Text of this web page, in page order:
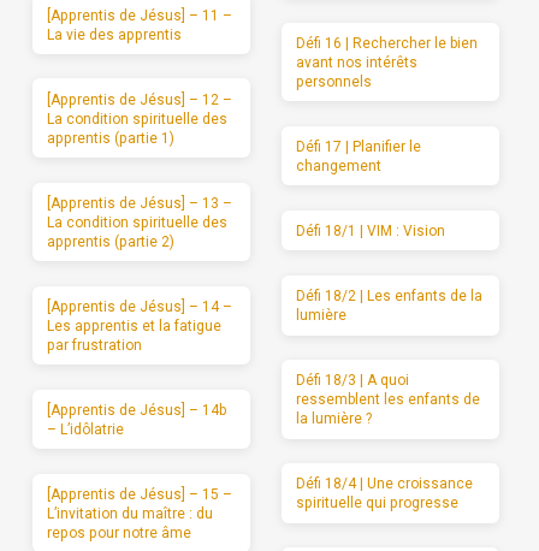
[Apprentis de Jésus] – 11 –
La vie des apprentis
[Apprentis de Jésus] – 12 –
La condition spirituelle des
apprentis (partie 1)
[Apprentis de Jésus] – 13 –
La condition spirituelle des
apprentis (partie 2)
[Apprentis de Jésus] – 14 –
Les apprentis et la fatigue
par frustration
[Apprentis de Jésus] – 14b
– L’idôlatrie
[Apprentis de Jésus] – 15 –
L’invitation du maître : du
repos pour notre âme
Défi 16 | Rechercher le bien
avant nos intérêts
personnels
Défi 17 | Planifier le
changement
Défi 18/1 | VIM : Vision
Défi 18/2 | Les enfants de la
lumière
Défi 18/3 | A quoi
ressemblent les enfants de
la lumière ?
Défi 18/4 | Une croissance
spirituelle qui progresse